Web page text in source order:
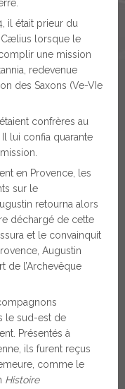
il était prieur du
Cælius lorsque le
une mission
redevenue
des Saxons (Ve-VIe
confrères au
lui confia quarante
en Provence, les
sur le
retourna alors
déchargé de cette
et le convainquit
Augustin
de l’Archevêque
le sud-est de
Présentés à
ils furent reçus
comme le
Histoire